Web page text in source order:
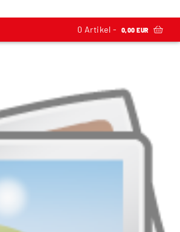
0 Artikel - 0,00 EUR